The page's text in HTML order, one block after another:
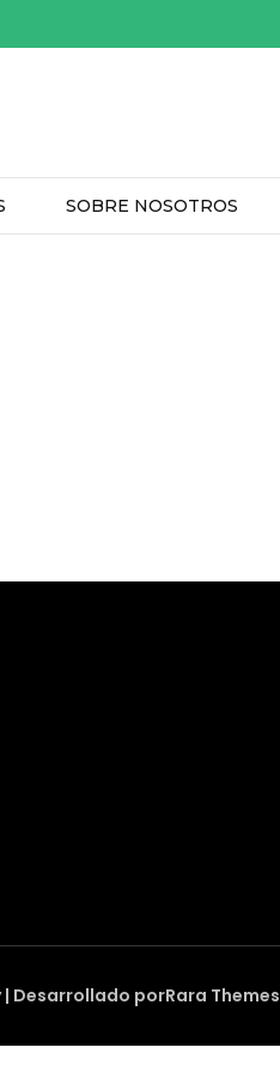
SOBRE NOSOTROS
| Desarrollado porRara Themes